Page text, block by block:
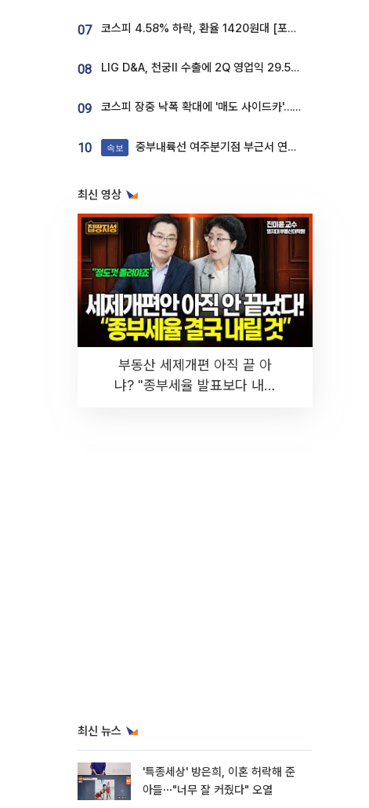
07 코스피 4.58% 하락, 환율 1420원대 [포토]
08 LIG D&A, 천궁Ⅱ 수출에 2Q 영업익 29.5%↑…수주잔고 24.6조 [종합]
09 코스피 장중 낙폭 확대에 '매도 사이드카'…외인 2.8조'팔자'· 개인 3.1조 '사자'
10 속보 중부내륙선 여주분기점 부근서 연이은 추돌사고 발생
최신 영상
부동산 세제개편 아직 끝 아
냐? "종부세율 발표보다 내릴
최신 뉴스
'특종세상' 방은희, 이혼 허락해 준
아들⋯"너무 잘 커줬다" 오열